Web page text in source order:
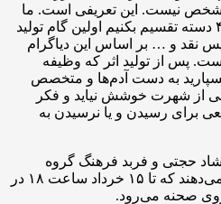
نیست. این تعریفی است. ما
اگر بخواهیم آفرینش هنر را به ۴ دسته تقسیم بکنیم اولین گام تولید
نقد و … بر اساس این دیاگرام
پس از تولید اثر که وظیفه
به دست آدم‌ها و متخصص‌
از شهرت خوشش نیاید و فکر
برای رسیدن و یا نرسیدن به
‌حجتی و فربد ‌فرهنگ گروه
بازیگران «چهار/ده» را تشکیل می‌دهند که تا ۱۵ خرداد ساعت ۱۸ در
روی صحنه می‌رود.